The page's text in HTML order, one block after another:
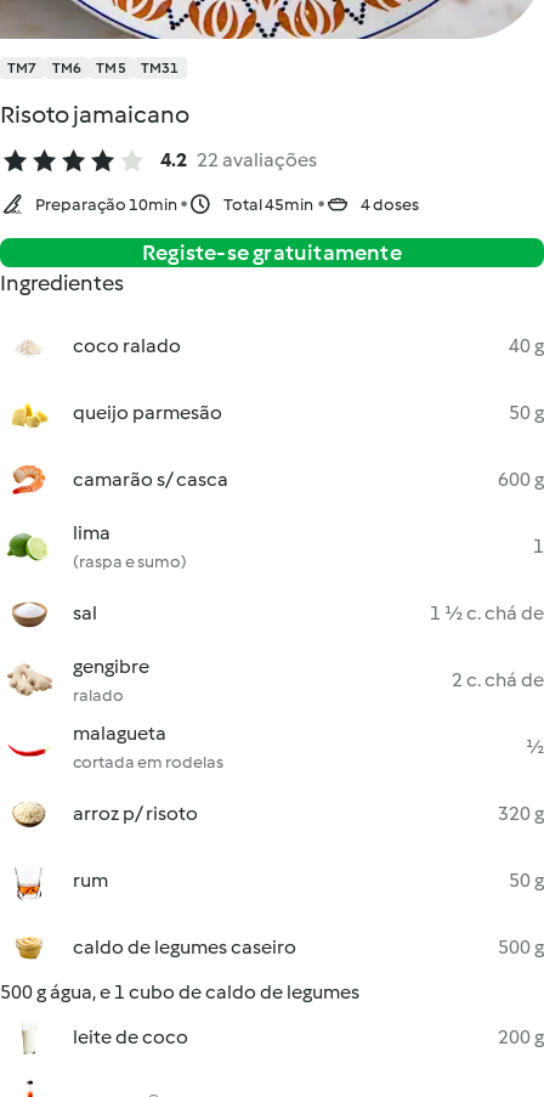
TM7 TM6 TM5 TM31
Risoto jamaicano
4.2 22 avaliações
Preparação 10min Total 45min 4 doses
Registe-se gratuitamente
Ingredientes
coco ralado 40 g
queijo parmesão 50 g
camarão s/ casca 600 g
lima
(raspa e sumo)
1
sal 1 ½ c. chá de
gengibre
ralado
2 c. chá de
malagueta
cortada em rodelas
½
arroz p/ risoto 320 g
rum 50 g
caldo de legumes caseiro
500 g
500 g água, e 1 cubo de caldo de legumes
leite de coco
200 g